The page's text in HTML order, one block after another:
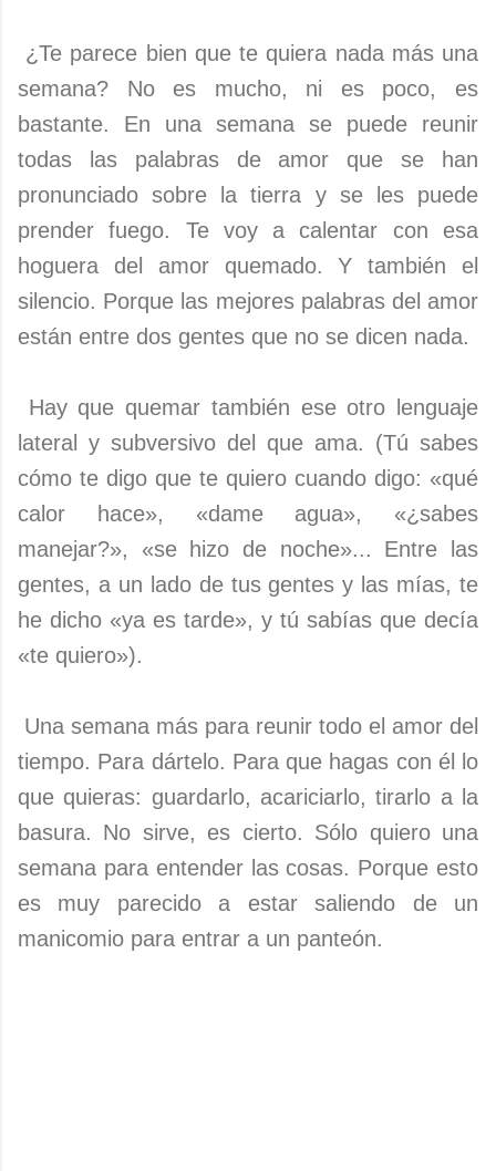
¿Te parece bien que te quiera nada más una
semana? No es mucho, ni es poco, es
bastante. En una semana se puede reunir
todas las palabras de amor que se han
pronunciado sobre la tierra y se les puede
prender fuego. Te voy a calentar con esa
hoguera del amor quemado. Y también el
silencio. Porque las mejores palabras del amor
están entre dos gentes que no se dicen nada.
Hay que quemar también ese otro lenguaje
lateral y subversivo del que ama. (Tú sabes
cómo te digo que te quiero cuando digo: «qué
calor hace», «dame agua», «¿sabes
manejar?», «se hizo de noche»... Entre las
gentes, a un lado de tus gentes y las mías, te
he dicho «ya es tarde», y tú sabías que decía
«te quiero»).
Una semana más para reunir todo el amor del
tiempo. Para dártelo. Para que hagas con él lo
que quieras: guardarlo, acariciarlo, tirarlo a la
basura. No sirve, es cierto. Sólo quiero una
semana para entender las cosas. Porque esto
es muy parecido a estar saliendo de un
manicomio para entrar a un panteón.